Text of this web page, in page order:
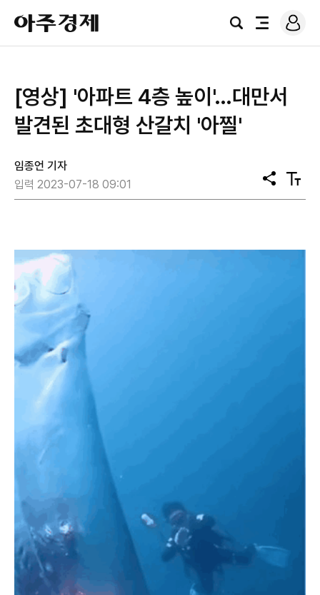
아
주
경
검
전
로
그
[영상] '아파트 4층 높이'…대만서
발견된 초대형 산갈치 '아찔'
임종언 기자
입력 2023-07-18 09:01
공
유
텍
스